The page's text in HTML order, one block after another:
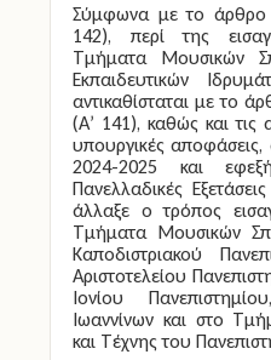
Σύμφωνα με το άρθρο
142), περί της
Τμήματα Μουσικών
Εκπαιδευτικών
αντικαθίσταται με το
(Α’ 141), καθώς και τις
υπουργικές
2024-2025 και
Πανελλαδικές
άλλαξε ο τρόπος
Τμήματα Μουσικών
Καποδιστριακού
Αριστοτελείου
Ιονίου
Ιωαννίνων και στο
και Τέχνης του